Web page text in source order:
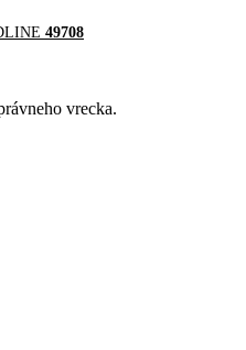
49708
vrecka.